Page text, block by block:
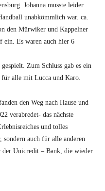
Johanna musste leider
unabkömmlich war. ca.
den Mürwiker und Kappelner
ein. Es waren auch hier 6
Zum Schluss gab es ein
für alle mit Lucca und Karo.
den Weg nach Hause und
verabredet- das nächste
und tolles
auch für alle anderen
Unicredit – Bank, die wieder